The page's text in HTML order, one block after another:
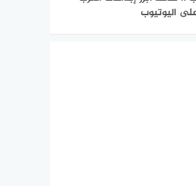
اليوتيوب